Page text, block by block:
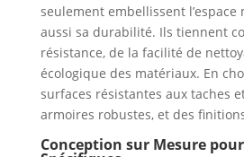
seulement embellissent
aussi sa durabilité. Ils tiennent
résistance, de la facilité de
écologique des matériaux. En
surfaces résistantes aux taches
armoires robustes, et des
Conception sur Mesure